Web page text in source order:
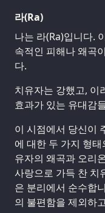
라(Ra)
나는 라(Ra)입니다.
속적인 피해나 왜곡
다.
치유자는 강했고, 이
효과가 있는 유대감
이 시점에서 당신이
에 대한 두 가지 형
유자의 왜곡과 오리
사랑으로 가득 찬 치
은 분리에서 순수합
의 불편함을 제외하